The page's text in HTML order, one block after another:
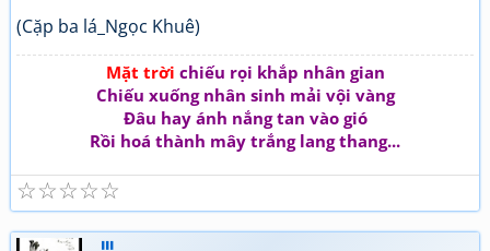
(Cặp ba lá_Ngọc Khuê)
Mặt trời chiếu rọi khắp nhân gian
Chiếu xuống nhân sinh mải vội vàng
Đâu hay ánh nắng tan vào gió
Rồi hoá thành mây trắng lang thang...
☆
☆
☆
☆
☆